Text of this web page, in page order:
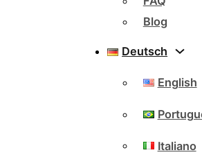
Blog
Deutsch
English
Italiano